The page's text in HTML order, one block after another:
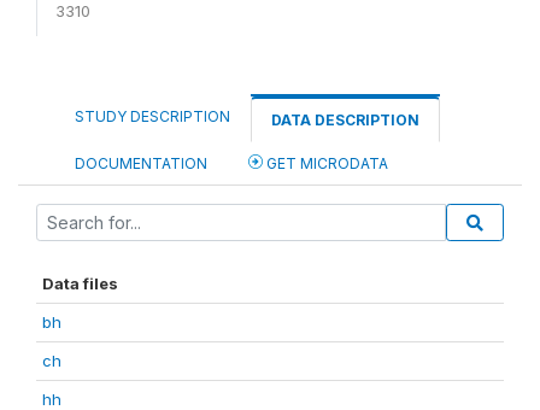
3310
STUDY DESCRIPTION DATA DESCRIPTION
DOCUMENTATION GET MICRODATA
Data files
bh
ch
hh